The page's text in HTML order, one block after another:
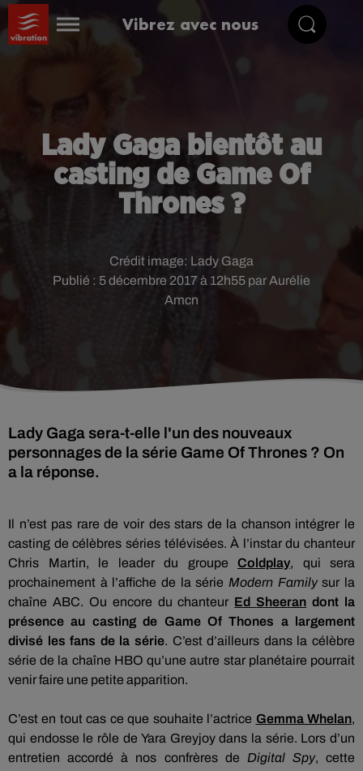
Vibrez avec nous
Lady Gaga bientôt au
casting de Game Of
Thrones ?
Publié : 5 décembre 2017 à 12h55 par Aurélie
Amcn
Crédit image: Lady Gaga
Lady Gaga sera-t-elle l'un des nouveaux
personnages de la série Game Of Thrones ? On
a la réponse.
Il n’est pas rare de voir des stars de la chanson intégrer le
casting de célèbres séries télévisées. À l’instar du chanteur
Chris Martin, le leader du groupe
Coldplay, qui sera
prochainement à l’affiche de la série Modern Family sur la
chaîne ABC. Ou encore du chanteur EdSheeran dont la
présence au casting de GameOfThones a largement
divisé les fans de la série. C’est d’ailleurs dans la célèbre
série de la chaîne HBO qu’une autre star planétaire pourrait
venir faire une petite apparition.
C’est en tout cas ce que souhaite l’actrice GemmaWhelan,
qui endosse le rôle de Yara Greyjoy dans la série. Lors d’un
entretien accordé à nos confrères de Digital Spy, cette